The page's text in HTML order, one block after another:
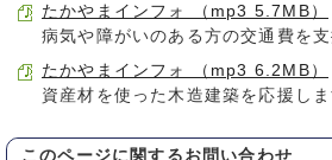
たかやまインフォ （mp3 5.7MB）
病気や障がいのある方の交通費を
たかやまインフォ （mp3 6.2MB）
資産材を使った木造建築を応援しま
このページに関する お問い合わせ